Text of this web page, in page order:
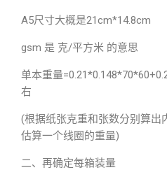
A5尺寸大概是21cm*14.8cm
gsm 是 克/平方米 的意思
单本重量
右
(根据纸张克重和张数分别算出
估算一个线圈的重量)
二、再确定每箱装量